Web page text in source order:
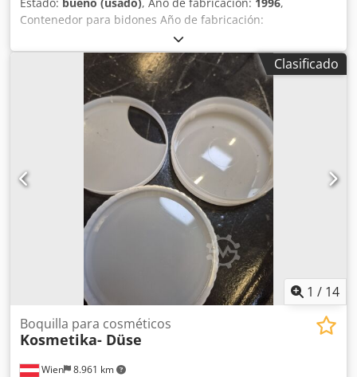
Estado: bueno (usado), Año de fabricación: 1996,
Contenedor para bidones Año de fabricación:
aproximadamente 1996 De un solo compartimento
Csdpfodqb Ahex Aiqjha
Clasificado
1 / 14
Wien 8.961 km
Boquilla para cosméticos
Kosmetika- Düse